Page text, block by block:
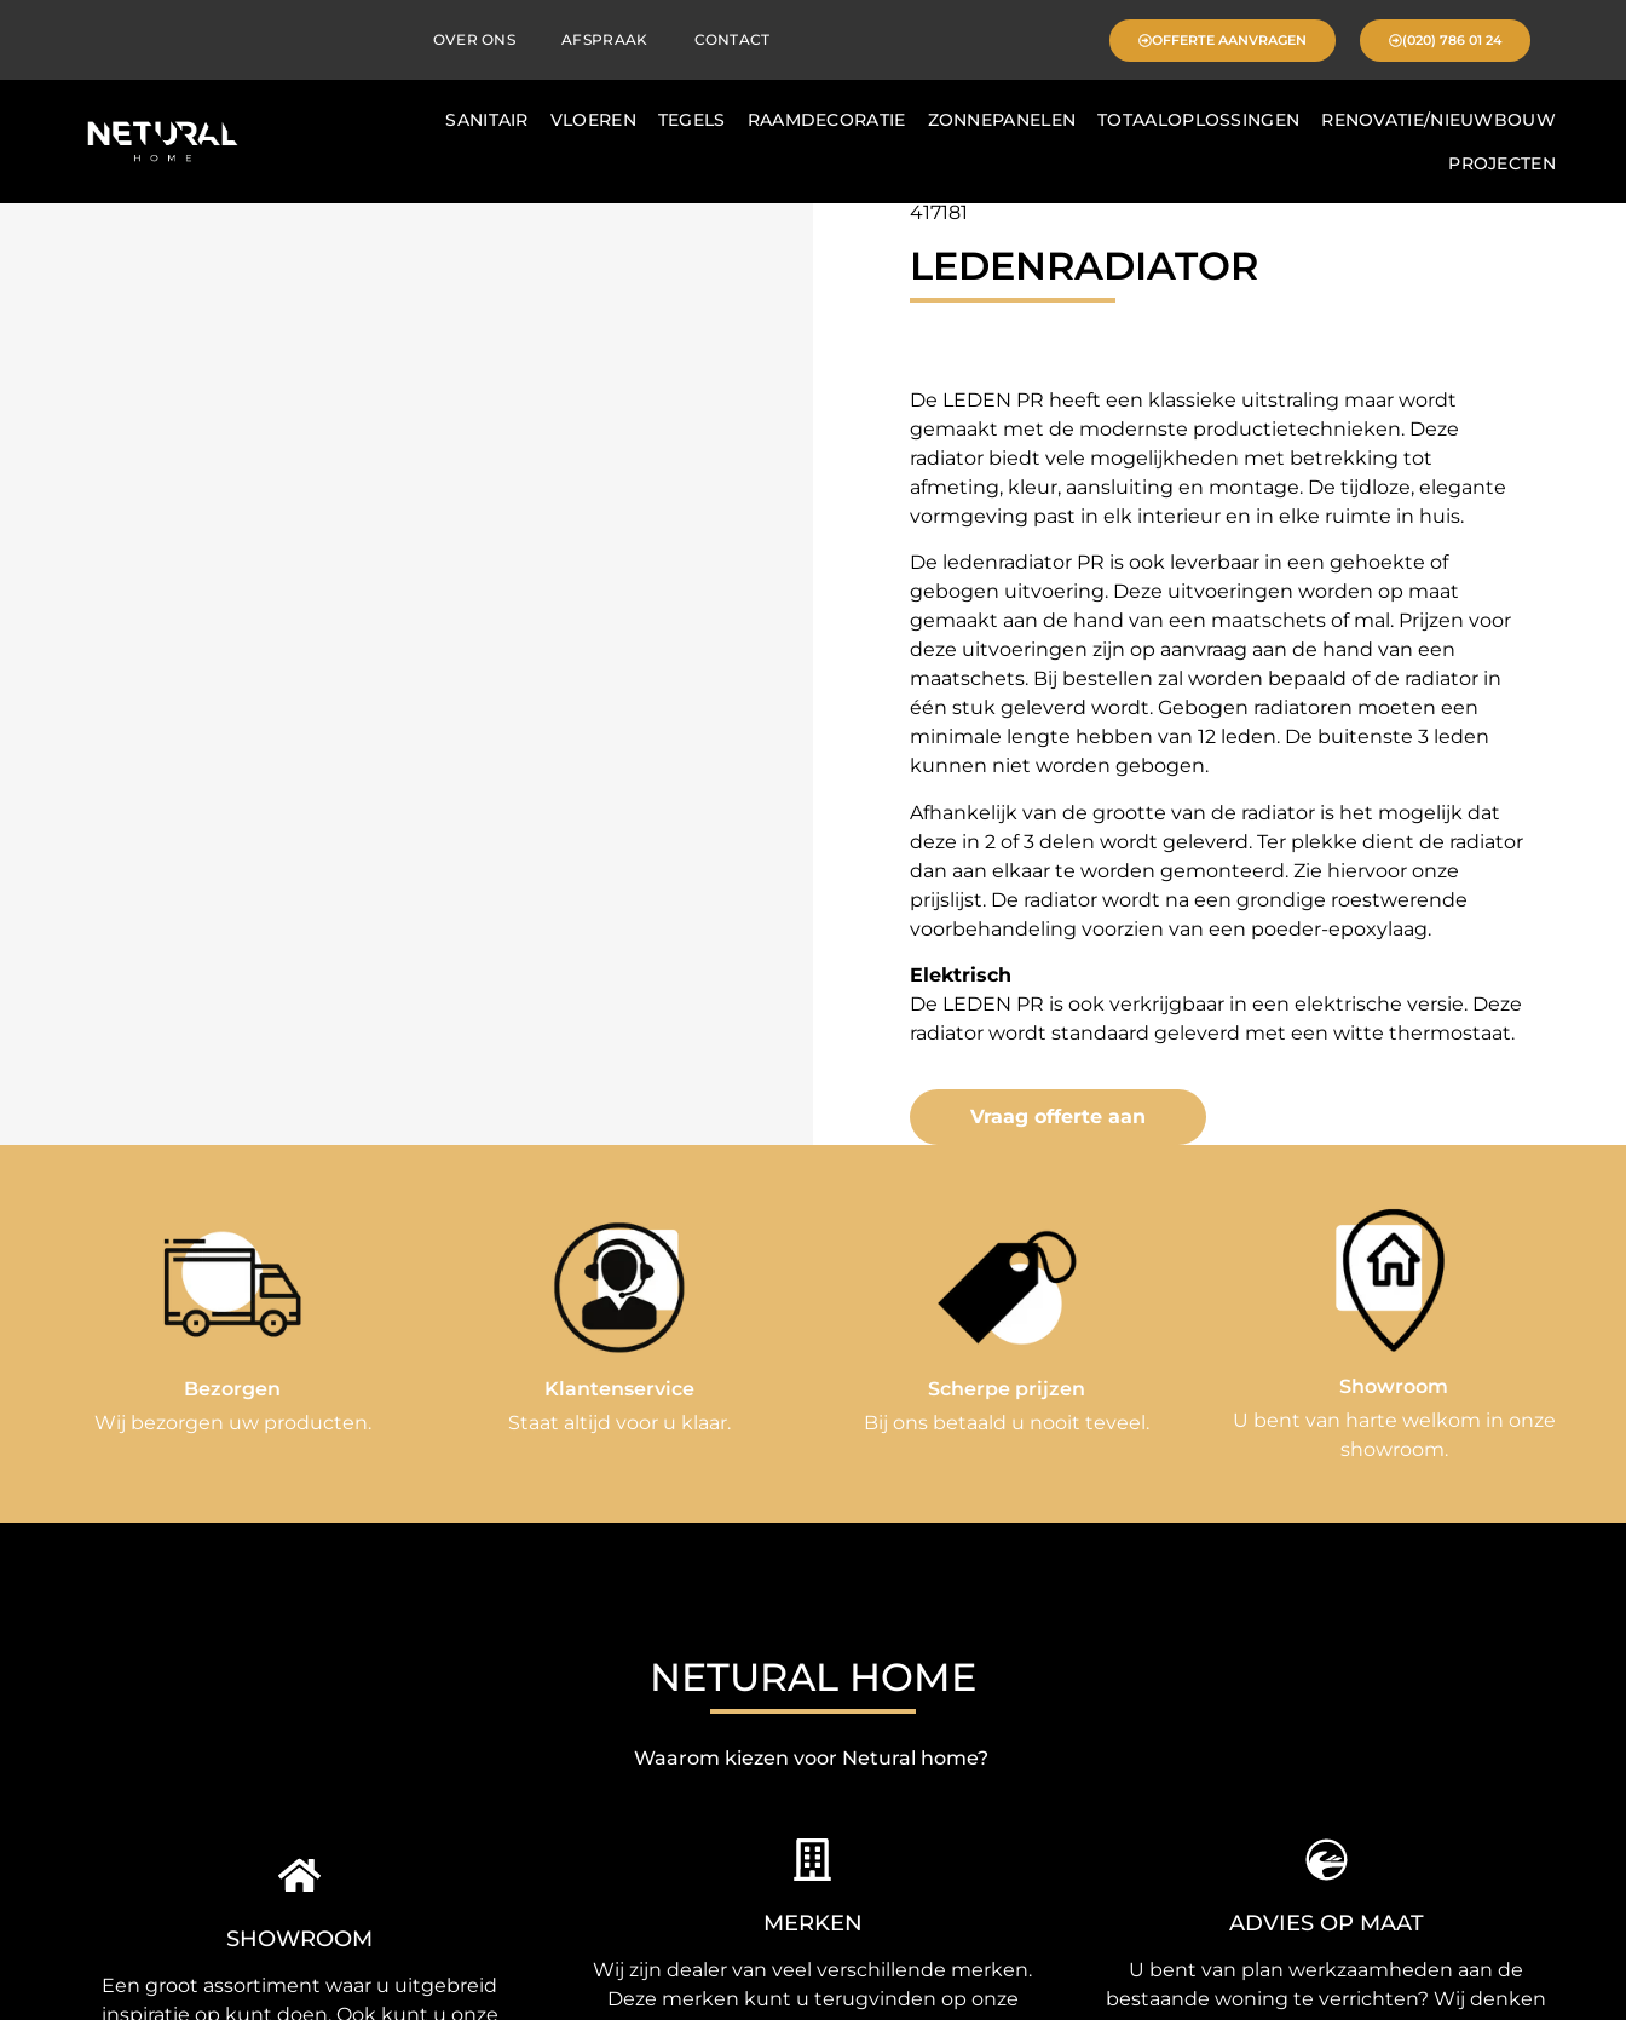
OVER ONS AFSPRAAK CONTACT OFFERTE AANVRAGEN (020) 786 01 24
SANITAIR VLOEREN TEGELS RAAMDECORATIE ZONNEPANELEN TOTAALOPLOSSINGEN
RENOVATIE/NIEUWBOUW
PROJECTEN
417181
LEDENRADIATOR
De LEDEN PR heeft een klassieke uitstraling maar wordt
gemaakt met de modernste productietechnieken. Deze
radiator biedt vele mogelijkheden met betrekking tot
afmeting, kleur, aansluiting en montage. De tijdloze, elegante
vormgeving past in elk interieur en in elke ruimte in huis.
De ledenradiator PR is ook leverbaar in een gehoekte of
gebogen uitvoering. Deze uitvoeringen worden op maat
gemaakt aan de hand van een maatschets of mal. Prijzen voor
deze uitvoeringen zijn op aanvraag aan de hand van een
maatschets. Bij bestellen zal worden bepaald of de radiator in
één stuk geleverd wordt. Gebogen radiatoren moeten een
minimale lengte hebben van 12 leden. De buitenste 3 leden
kunnen niet worden gebogen.
Afhankelijk van de grootte van de radiator is het mogelijk dat
deze in 2 of 3 delen wordt geleverd. Ter plekke dient de radiator
dan aan elkaar te worden gemonteerd. Zie hiervoor onze
prijslijst. De radiator wordt na een grondige roestwerende
voorbehandeling voorzien van een poeder-epoxylaag.
Elektrisch
De LEDEN PR is ook verkrijgbaar in een elektrische versie. Deze
radiator wordt standaard geleverd met een witte thermostaat.
Vraag offerte aan
Bezorgen
Wij bezorgen uw producten.
Klantenservice
Staat altijd voor u klaar.
Scherpe prijzen
Bij ons betaald u nooit teveel.
Showroom
U bent van harte welkom in onze
showroom.
NETURAL HOME
Waarom kiezen voor Netural home?
SHOWROOM
Een groot assortiment waar u uitgebreid
inspiratie op kunt doen. Ook kunt u onze
MERKEN
Wij zijn dealer van veel verschillende merken.
Deze merken kunt u terugvinden op onze
ADVIES OP MAAT
U bent van plan werkzaamheden aan de
bestaande woning te verrichten? Wij denken